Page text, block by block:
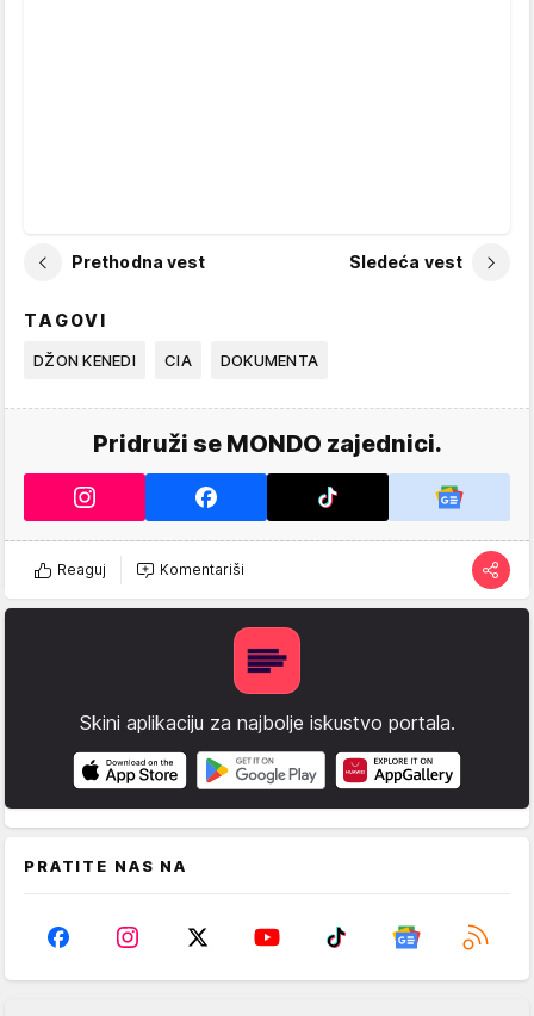
Prethodna vest Sledeća vest
TAGOVI
DŽON KENEDI CIA DOKUMENTA
Pridruži se MONDO zajednici.
Reaguj Komentariši
Skini aplikaciju za najbolje iskustvo portala.
PRATITE NAS NA